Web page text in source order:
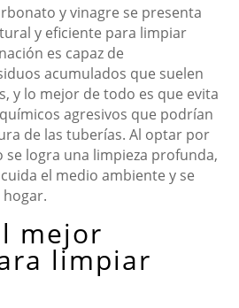
y vinagre se presenta
y eficiente para limpiar
es capaz de
acumulados que suelen
y lo mejor de todo es que evita
agresivos que podrían
de las tuberías. Al optar por
se logra una limpieza profunda,
el medio ambiente y se
mejor
limpiar